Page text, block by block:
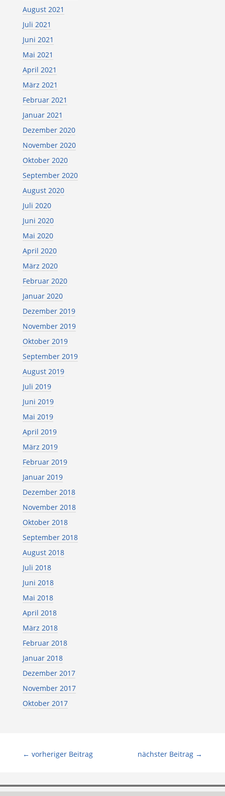
August 2021
Juli 2021
Juni 2021
Mai 2021
April 2021
März 2021
Februar 2021
Januar 2021
Dezember 2020
November 2020
Oktober 2020
September 2020
August 2020
Juli 2020
Juni 2020
Mai 2020
April 2020
März 2020
Februar 2020
Januar 2020
Dezember 2019
November 2019
Oktober 2019
September 2019
August 2019
Juli 2019
Juni 2019
Mai 2019
April 2019
März 2019
Februar 2019
Januar 2019
Dezember 2018
November 2018
Oktober 2018
September 2018
August 2018
Juli 2018
Juni 2018
Mai 2018
April 2018
März 2018
Februar 2018
Januar 2018
Dezember 2017
November 2017
Oktober 2017
← vorheriger Beitrag nächster Beitrag →